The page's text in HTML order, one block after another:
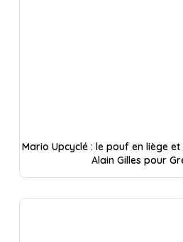
Mario Upcyclé : le pouf en liège
Alain Gilles pour